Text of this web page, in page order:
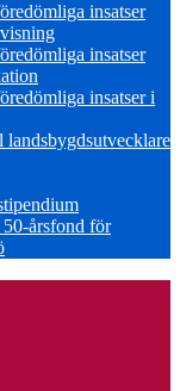
insatser
insatser
insatser i
årsfond för